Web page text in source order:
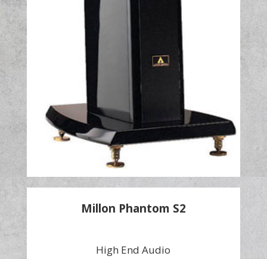
Millon Phantom S2
High End Audio